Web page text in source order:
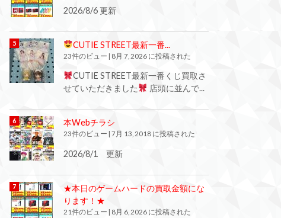
2026/8/6 更新
CUTIE STREET最新一番...
23件のビュー | 8月 7, 2026 に投稿された
CUTIE STREET最新一番くじ買取さ
せていただきました
店頭に並んで...
本Webチラシ
23件のビュー 7月 13, 2018 に投稿された
2026/8/1 更新
★本日のゲームハードの買取金額にな
ります！★
21件のビュー | 8月 6, 2026 に投稿された